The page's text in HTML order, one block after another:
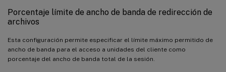
Porcentaje límite de ancho de banda de redirección de
archivos
Esta configuración permite especificar el límite máximo permitido de
ancho de banda para el acceso a unidades del cliente como
porcentaje del ancho de banda total de la sesión.